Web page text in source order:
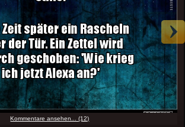
Kommentare ansehen... (12)